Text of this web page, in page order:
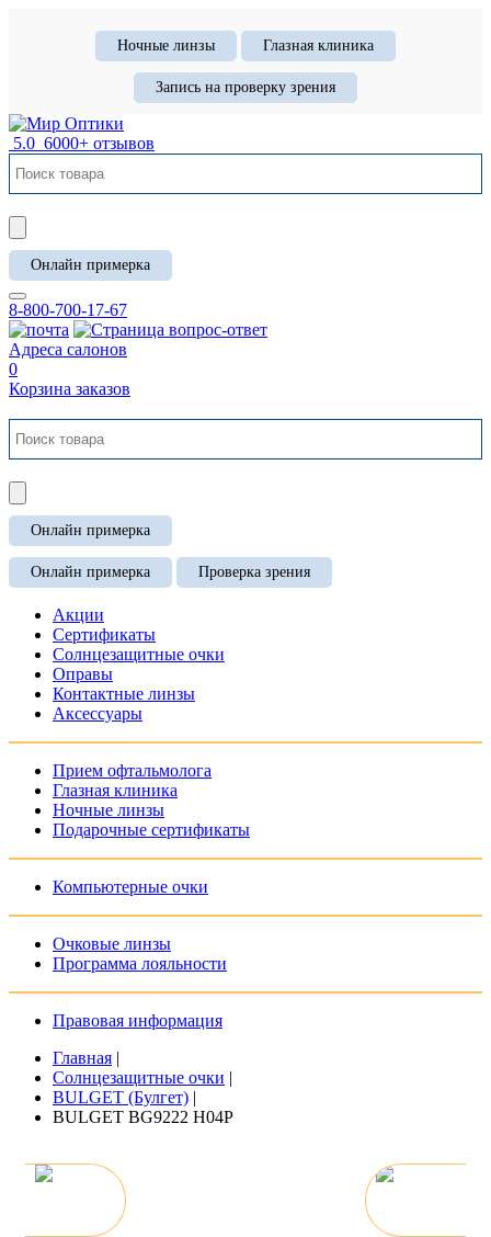
Ночные линзы Глазная клиника
Запись на проверку зрения
5.0 6000+ отзывов
Онлайн примерка
8-800-700-17-67
Адреса салонов
0
Корзина заказов
Онлайн примерка
Онлайн примерка Проверка зрения
Акции
Сертификаты
Солнцезащитные очки
Оправы
Контактные линзы
Аксессуары
Прием офтальмолога
Глазная клиника
Ночные линзы
Подарочные сертификаты
Компьютерные очки
Очковые линзы
Программа лояльности
Правовая информация
Главная |
Солнцезащитные очки |
BULGET (Булгет) |
BULGET BG9222 H04P